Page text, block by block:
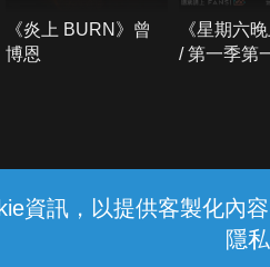
資訊，以提供客製化內
隱
《炎上 BURN》曾
博恩
《星期六
/ 第一季第